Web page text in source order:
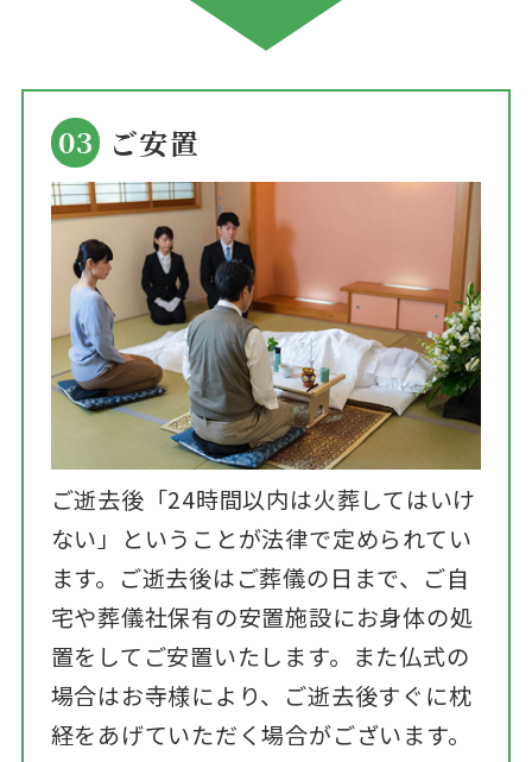
03 ご安置
ご逝去後「24時間以内は火葬してはいけ
ない」ということが法律で定められてい
ます。ご逝去後はご葬儀の日まで、ご自
宅や葬儀社保有の安置施設にお身体の処
置をしてご安置いたします。また仏式の
場合はお寺様により、ご逝去後すぐに枕
経をあげていただく場合がございます。